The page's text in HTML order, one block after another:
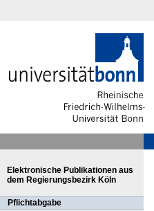
Elektronische Publikationen aus
dem Regierungsbezirk Köln
Pflichtabgabe